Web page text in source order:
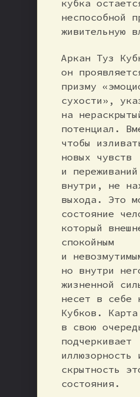
кубка
неспособной
живительную
Аркан Туз
он
призму
сухости»,
на
потенциал.
чтобы
новых чувств
и
внутри, не
выхода. Это
состояние
который
спокойным
и
но внутри
жизненной
несет в себе
Кубков.
в свою
подчеркивает
иллюзорность
скрытность
состояния.